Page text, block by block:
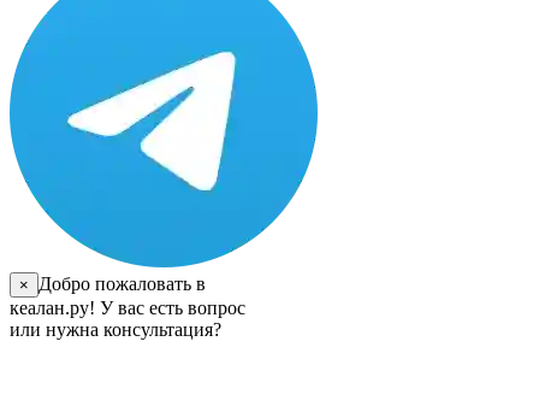
×
Добро пожаловать в
кеалан.ру! У вас есть вопрос
или нужна консультация?